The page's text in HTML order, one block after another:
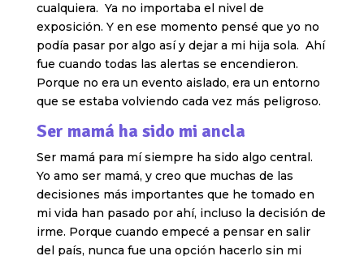
cualquiera. Ya no importaba el nivel de
exposición. Y en ese momento pensé que yo no
podía pasar por algo así y dejar a mi hija sola. Ahí
fue cuando todas las alertas se encendieron.
Porque no era un evento aislado, era un entorno
que se estaba volviendo cada vez más peligroso.
Ser mamá ha sido mi ancla
Ser mamá para mí siempre ha sido algo central.
Yo amo ser mamá, y creo que muchas de las
decisiones más importantes que he tomado en
mi vida han pasado por ahí, incluso la decisión de
irme. Porque cuando empecé a pensar en salir
del país, nunca fue una opción hacerlo sin mi